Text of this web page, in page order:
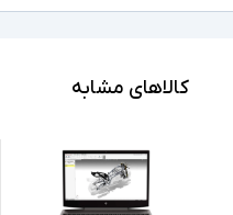
نسل پردازنده
کالاهای مشابه